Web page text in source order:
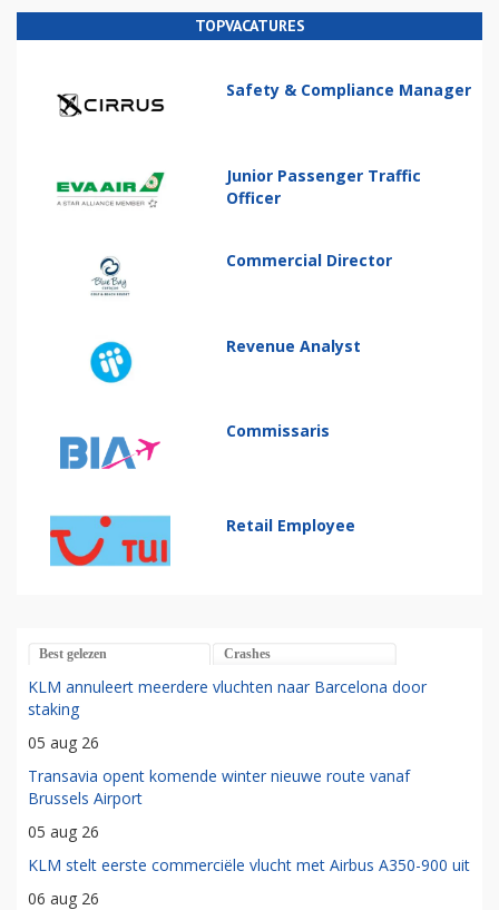
TOPVACATURES
Safety & Compliance Manager
Junior Passenger Traffic
Officer
Commercial Director
Revenue Analyst
Commissaris
Retail Employee
Best gelezen Crashes
KLM annuleert meerdere vluchten naar Barcelona door
staking
05 aug 26
Transavia opent komende winter nieuwe route vanaf
Brussels Airport
05 aug 26
KLM stelt eerste commerciële vlucht met Airbus A350-900 uit
06 aug 26